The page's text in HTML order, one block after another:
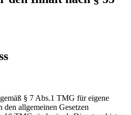
§ 7 Abs.1 TMG für eigene
den allgemeinen Gesetzen